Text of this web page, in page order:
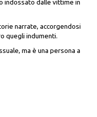
indossato dalle vittime in
narrate, accorgendosi
quegli indumenti.
ma è una persona a